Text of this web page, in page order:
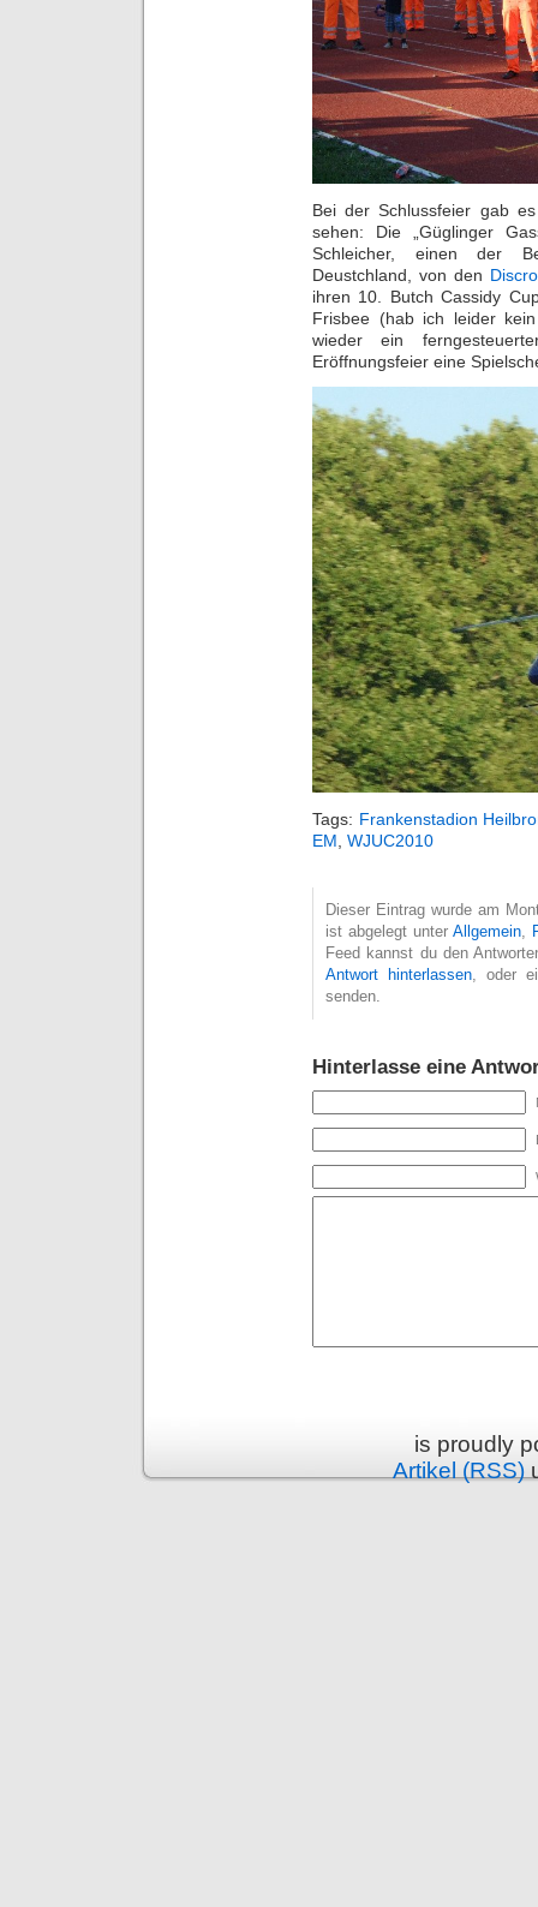
Bei der Schlussfeier gab
sehen: Die „Güglinger
Schleicher, einen der
Deustchland, von den
ihren 10. Butch Cassidy
Frisbee (hab ich leider
wieder ein
Eröffnungsfeier eine
Tags: Frankenstadion
EM WJUC2010
Dieser Eintrag wurde am
ist abgelegt unter Allgemein,
Feed kannst du den
Antwort hinterlassen, oder
senden.
Hinterlasse eine
is proudly
Artikel (RSS)